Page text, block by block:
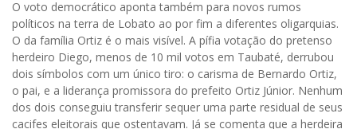
O voto democrático aponta também para novos rumos
políticos na terra de Lobato ao por fim a diferentes oligarquias.
O da família Ortiz é o mais visível. A pífia votação do pretenso
herdeiro Diego, menos de 10 mil votos em Taubaté, derrubou
dois símbolos com um único tiro: o carisma de Bernardo Ortiz,
o pai, e a liderança promissora do prefeito Ortiz Júnior. Nenhum
dos dois conseguiu transferir sequer uma parte residual de seus
cacifes eleitorais que ostentavam. Já se comenta que a herdeira